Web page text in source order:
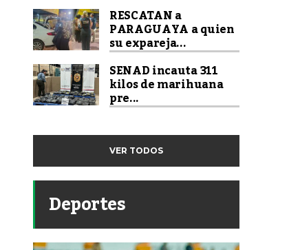
RESCATAN a
PARAGUAYA a quien
su expareja...
SENAD incauta 311
kilos de marihuana
pre...
VER TODOS
Deportes